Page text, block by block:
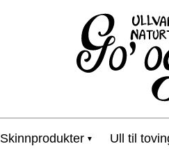
Skinnprodukter Ull til